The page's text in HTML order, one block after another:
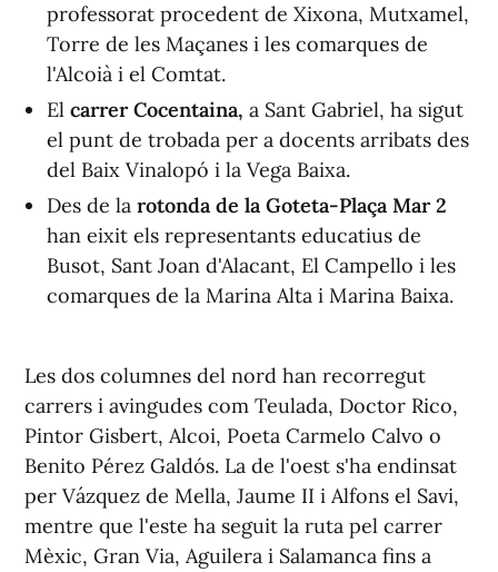
professorat procedent de Xixona, Mutxamel,
Torre de les Maçanes i les comarques de
l'Alcoià i el Comtat.
El carrer Cocentaina, a Sant Gabriel, ha sigut
el punt de trobada per a docents arribats des
del Baix Vinalopó i la Vega Baixa.
Des de la rotonda de la Goteta-Plaça Mar 2
han eixit els representants educatius de
Busot, Sant Joan d'Alacant, El Campello i les
comarques de la Marina Alta i Marina Baixa.
Les dos columnes del nord han recorregut
carrers i avingudes com Teulada, Doctor Rico,
Pintor Gisbert, Alcoi, Poeta Carmelo Calvo o
Benito Pérez Galdós. La de l'oest s'ha endinsat
per Vázquez de Mella, Jaume II i Alfons el Savi,
mentre que l'este ha seguit la ruta pel carrer
Mèxic, Gran Via, Aguilera i Salamanca fins a